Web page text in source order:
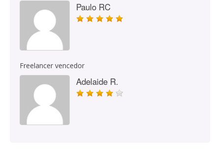
Paulo RC
Freelancer vencedor
Adelaide R.